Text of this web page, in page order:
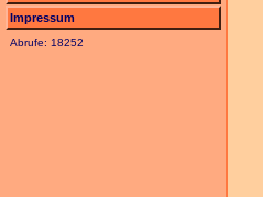
Impressum
Abrufe: 18252